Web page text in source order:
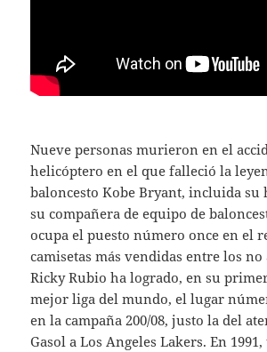
Nueve personas murieron en el
helicóptero en el que falleció la
baloncesto Kobe Bryant, incluida su
su compañera de equipo de
ocupa el puesto número once en el
camisetas más vendidas entre los
Ricky Rubio ha logrado, en su
mejor liga del mundo, el lugar
en la campaña 200/08, justo la del
Gasol a Los Angeles Lakers. En